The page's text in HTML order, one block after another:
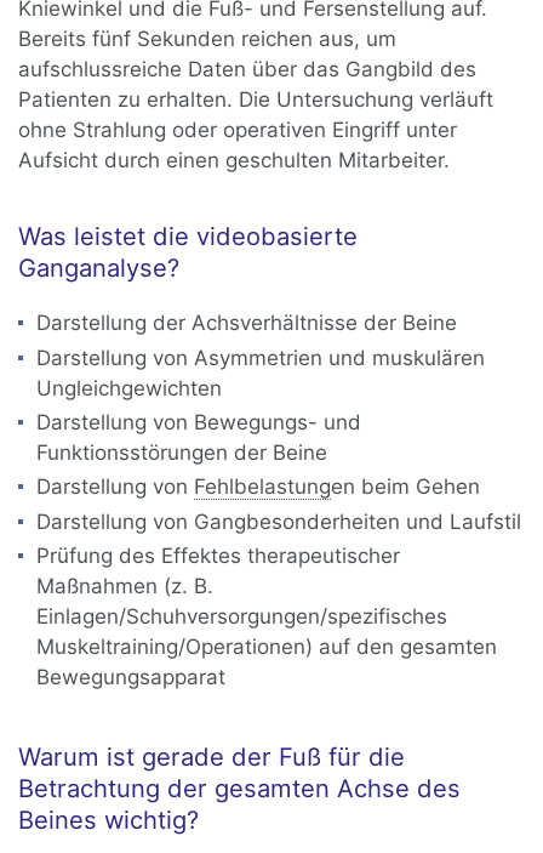
Kniewinkel und die Fuß- und Fersenstellung auf.
Bereits fünf Sekunden reichen aus, um
aufschlussreiche Daten über das Gangbild des
Patienten zu erhalten. Die Untersuchung verläuft
ohne Strahlung oder operativen Eingriff unter
Aufsicht durch einen geschulten Mitarbeiter.
Was leistet die videobasierte
Ganganalyse?
Darstellung der Achsverhältnisse der Beine
Darstellung von Asymmetrien und muskulären
Ungleichgewichten
Darstellung von Bewegungs- und
Funktionsstörungen der Beine
Darstellung von Fehlbelastungen beim Gehen
Darstellung von Gangbesonderheiten und Laufstil
Prüfung des Effektes therapeutischer
Maßnahmen (z. B.
Einlagen/Schuhversorgungen/spezifisches
Muskeltraining/Operationen) auf den gesamten
Bewegungsapparat
Warum ist gerade der Fuß für die
Betrachtung der gesamten Achse des
Beines wichtig?